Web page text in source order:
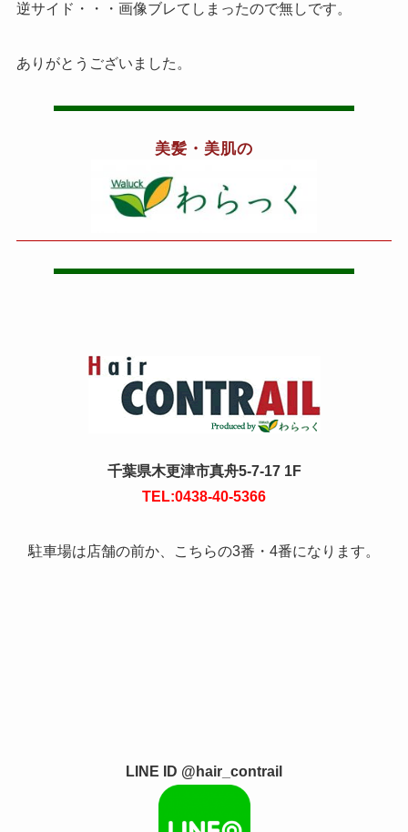
逆サイド・・・画像ブレてしまったので無しです。
ありがとうございました。
美髪・美肌の
千葉県木更津市真舟5-7-17 1F
TEL:0438-40-5366
駐車場は店舗の前か、こちらの3番・4番になります。
LINE ID @hair_contrail